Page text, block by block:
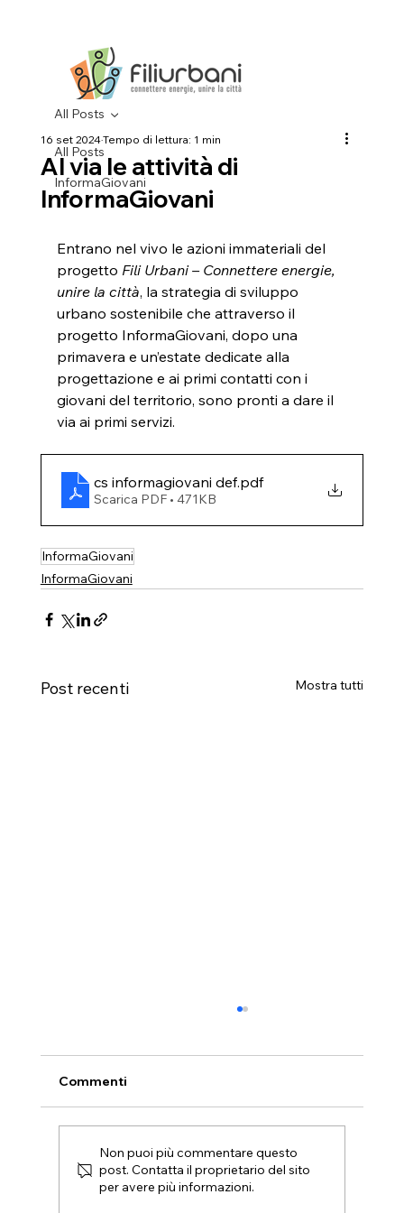
All Posts
InformaGiovani
All Posts
Al via le attività di
InformaGiovani
16 set 2024Tempo di lettura: 1 min
Entrano nel vivo le azioni immateriali del
progetto Fili Urbani – Connettere energie,
unire la città, la strategia di sviluppo
urbano sostenibile che attraverso il
progetto InformaGiovani, dopo una
primavera e un’estate dedicate alla
progettazione e ai primi contatti con i
giovani del territorio, sono pronti a dare il
via ai primi servizi.
cs informagiovani def.pdf
Scarica PDF • 471KB
InformaGiovani
InformaGiovani
Post recenti Mostra tutti
Commenti
Non puoi più commentare questo
post. Contatta il proprietario del sito
per avere più informazioni.